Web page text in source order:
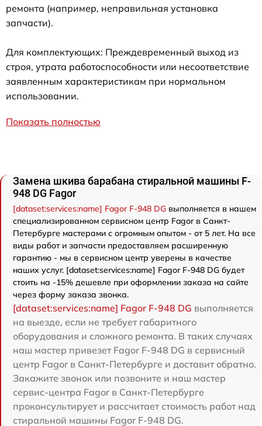
ремонта (например, неправильная установка
запчасти).
Для комплектующих: Преждевременный выход из
строя, утрата работоспособности или несоответствие
заявленным характеристикам при нормальном
использовании.
Показать полностью
Замена шкива барабана стиральной машины F-
948 DG Fagor
[dataset:services:name] Fagor F-948 DG выполняется в нашем
специализированном сервисном центр Fagor в Санкт-
Петербурге мастерами с огромным опытом - от 5 лет. На все
виды работ и запчасти предоставляем расширенную
гарантию - мы в сервисном центр уверены в качестве
наших услуг. [dataset:services:name] Fagor F-948 DG будет
стоить на -15% дешевле при оформлении заказа на сайте
через форму заказа звонка.
[dataset:services:name] Fagor F-948 DG выполняется
на выезде, если не требует габаритного
оборудования и сложного ремонта. В таких случаях
наш мастер привезет Fagor F-948 DG в сервисный
центр Fagor в Санкт-Петербурге и доставит обратно.
Закажите звонок или позвоните и наш мастер
сервис-центра Fagor в Санкт-Петербурге
проконсультирует и рассчитает стоимость работ над
стиральной машины Fagor F-948 DG.